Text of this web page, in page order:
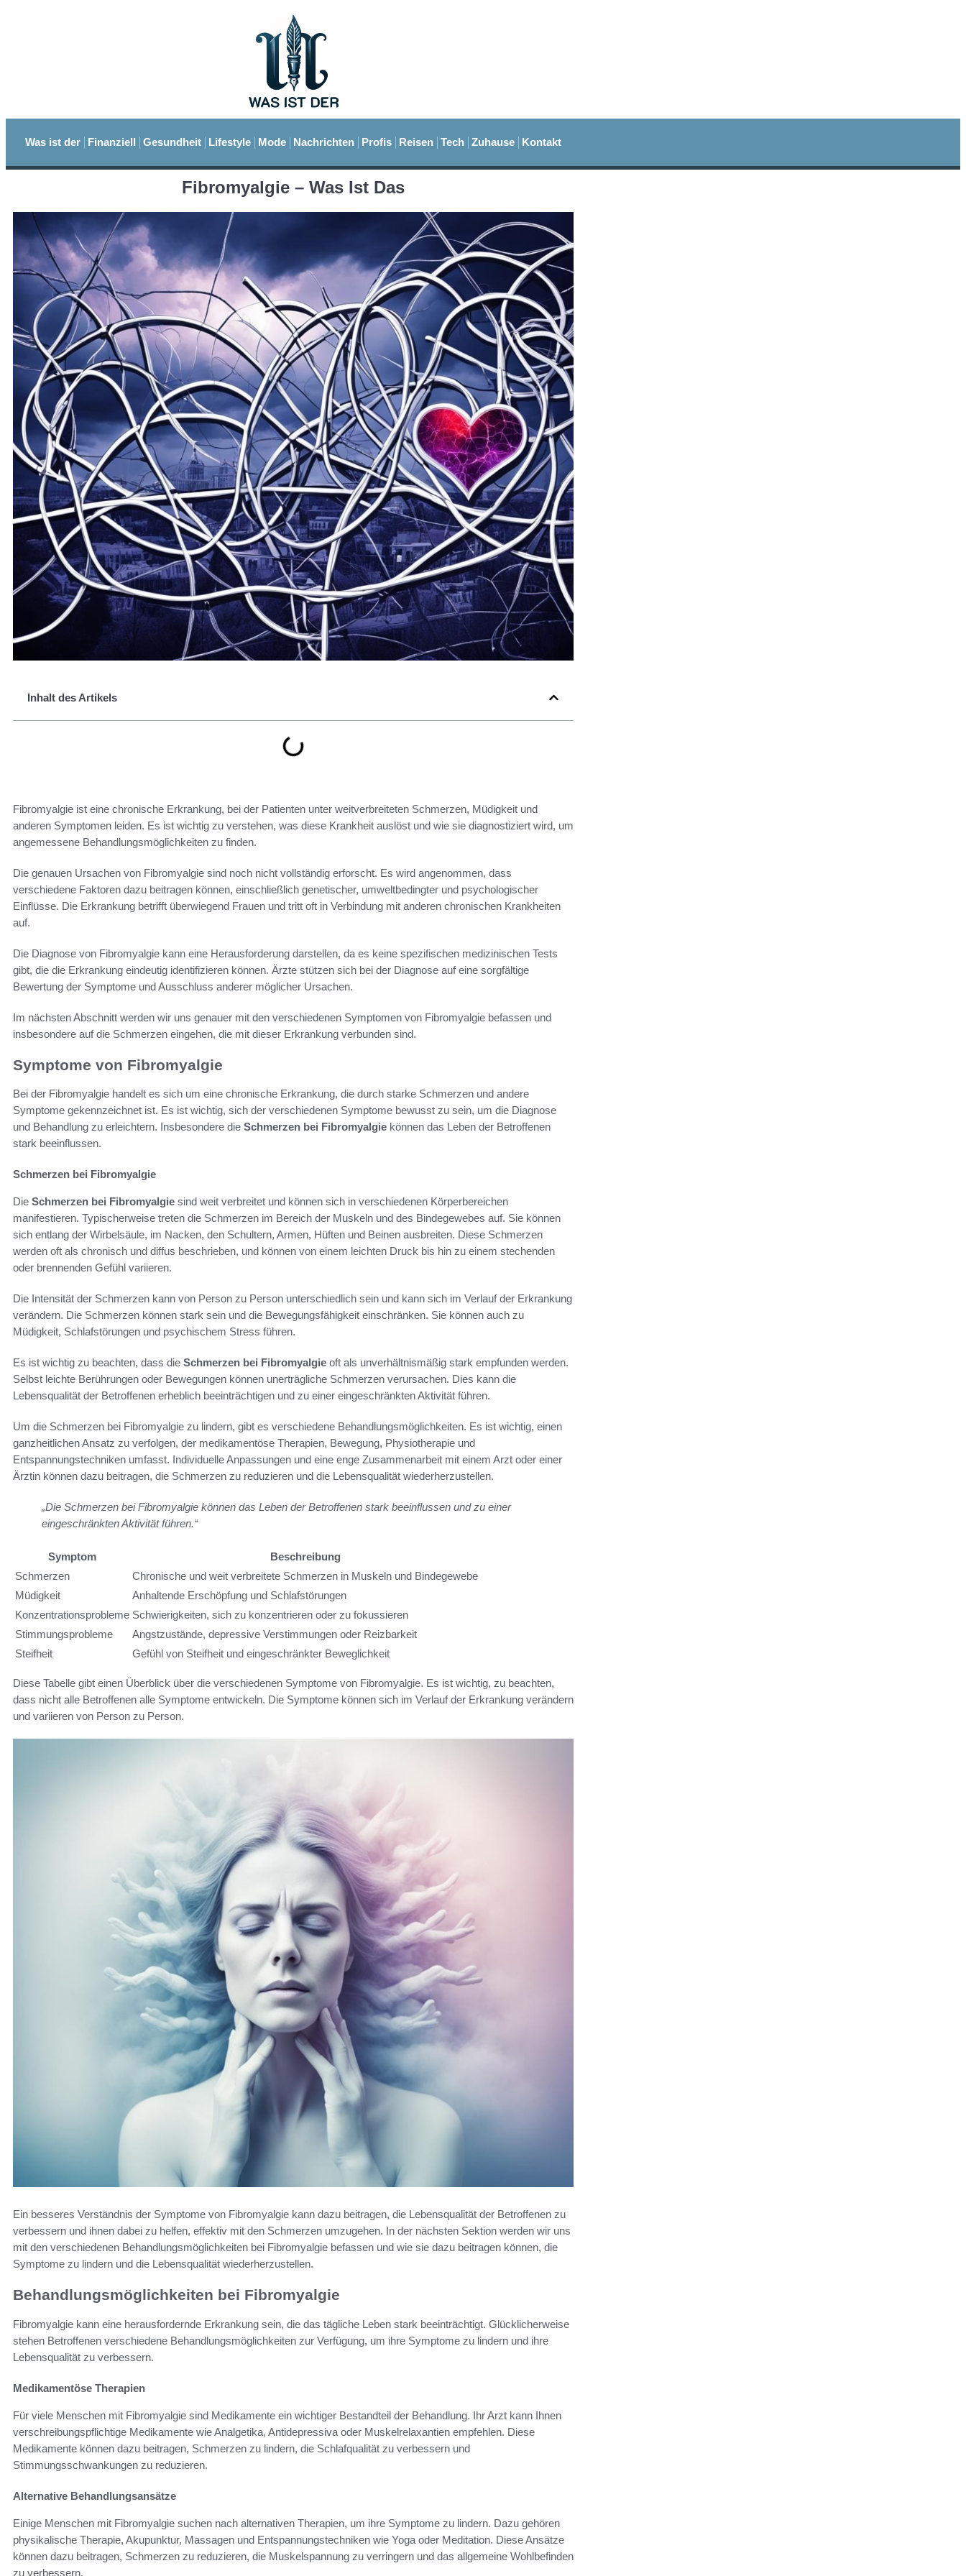
Was ist der Finanziell Gesundheit Lifestyle Mode Nachrichten Profis Reisen Tech Zuhause Kontakt
Fibromyalgie – Was Ist Das
Inhalt des Artikels
Fibromyalgie ist eine chronische Erkrankung, bei der Patienten unter weitverbreiteten Schmerzen, Müdigkeit und
anderen Symptomen leiden. Es ist wichtig zu verstehen, was diese Krankheit auslöst und wie sie diagnostiziert wird, um
angemessene Behandlungsmöglichkeiten zu finden.
Die genauen Ursachen von Fibromyalgie sind noch nicht vollständig erforscht. Es wird angenommen, dass
verschiedene Faktoren dazu beitragen können, einschließlich genetischer, umweltbedingter und psychologischer
Einflüsse. Die Erkrankung betrifft überwiegend Frauen und tritt oft in Verbindung mit anderen chronischen Krankheiten
auf.
Die Diagnose von Fibromyalgie kann eine Herausforderung darstellen, da es keine spezifischen medizinischen Tests
gibt, die die Erkrankung eindeutig identifizieren können. Ärzte stützen sich bei der Diagnose auf eine sorgfältige
Bewertung der Symptome und Ausschluss anderer möglicher Ursachen.
Im nächsten Abschnitt werden wir uns genauer mit den verschiedenen Symptomen von Fibromyalgie befassen und
insbesondere auf die Schmerzen eingehen, die mit dieser Erkrankung verbunden sind.
Symptome von Fibromyalgie
Bei der Fibromyalgie handelt es sich um eine chronische Erkrankung, die durch starke Schmerzen und andere
Symptome gekennzeichnet ist. Es ist wichtig, sich der verschiedenen Symptome bewusst zu sein, um die Diagnose
und Behandlung zu erleichtern. Insbesondere die Schmerzen bei Fibromyalgie können das Leben der Betroffenen
stark beeinflussen.
Schmerzen bei Fibromyalgie
Die Schmerzen bei Fibromyalgie sind weit verbreitet und können sich in verschiedenen Körperbereichen
manifestieren. Typischerweise treten die Schmerzen im Bereich der Muskeln und des Bindegewebes auf. Sie können
sich entlang der Wirbelsäule, im Nacken, den Schultern, Armen, Hüften und Beinen ausbreiten. Diese Schmerzen
werden oft als chronisch und diffus beschrieben, und können von einem leichten Druck bis hin zu einem stechenden
oder brennenden Gefühl variieren.
Die Intensität der Schmerzen kann von Person zu Person unterschiedlich sein und kann sich im Verlauf der Erkrankung
verändern. Die Schmerzen können stark sein und die Bewegungsfähigkeit einschränken. Sie können auch zu
Müdigkeit, Schlafstörungen und psychischem Stress führen.
Es ist wichtig zu beachten, dass die Schmerzen bei Fibromyalgie oft als unverhältnismäßig stark empfunden werden.
Selbst leichte Berührungen oder Bewegungen können unerträgliche Schmerzen verursachen. Dies kann die
Lebensqualität der Betroffenen erheblich beeinträchtigen und zu einer eingeschränkten Aktivität führen.
Um die Schmerzen bei Fibromyalgie zu lindern, gibt es verschiedene Behandlungsmöglichkeiten. Es ist wichtig, einen
ganzheitlichen Ansatz zu verfolgen, der medikamentöse Therapien, Bewegung, Physiotherapie und
Entspannungstechniken umfasst. Individuelle Anpassungen und eine enge Zusammenarbeit mit einem Arzt oder einer
Ärztin können dazu beitragen, die Schmerzen zu reduzieren und die Lebensqualität wiederherzustellen.
„Die Schmerzen bei Fibromyalgie können das Leben der Betroffenen stark beeinflussen und zu einer
eingeschränkten Aktivität führen.“
Symptom
Beschreibung
Schmerzen
Chronische und weit verbreitete Schmerzen in Muskeln und Bindegewebe
Müdigkeit
Anhaltende Erschöpfung und Schlafstörungen
Konzentrationsprobleme Schwierigkeiten, sich zu konzentrieren oder zu fokussieren
Stimmungsprobleme
Angstzustände, depressive Verstimmungen oder Reizbarkeit
Steifheit
Gefühl von Steifheit und eingeschränkter Beweglichkeit
Diese Tabelle gibt einen Überblick über die verschiedenen Symptome von Fibromyalgie. Es ist wichtig, zu beachten,
dass nicht alle Betroffenen alle Symptome entwickeln. Die Symptome können sich im Verlauf der Erkrankung verändern
und variieren von Person zu Person.
Ein besseres Verständnis der Symptome von Fibromyalgie kann dazu beitragen, die Lebensqualität der Betroffenen zu
verbessern und ihnen dabei zu helfen, effektiv mit den Schmerzen umzugehen. In der nächsten Sektion werden wir uns
mit den verschiedenen Behandlungsmöglichkeiten bei Fibromyalgie befassen und wie sie dazu beitragen können, die
Symptome zu lindern und die Lebensqualität wiederherzustellen.
Behandlungsmöglichkeiten bei Fibromyalgie
Fibromyalgie kann eine herausfordernde Erkrankung sein, die das tägliche Leben stark beeinträchtigt. Glücklicherweise
stehen Betroffenen verschiedene Behandlungsmöglichkeiten zur Verfügung, um ihre Symptome zu lindern und ihre
Lebensqualität zu verbessern.
Medikamentöse Therapien
Für viele Menschen mit Fibromyalgie sind Medikamente ein wichtiger Bestandteil der Behandlung. Ihr Arzt kann Ihnen
verschreibungspflichtige Medikamente wie Analgetika, Antidepressiva oder Muskelrelaxantien empfehlen. Diese
Medikamente können dazu beitragen, Schmerzen zu lindern, die Schlafqualität zu verbessern und
Stimmungsschwankungen zu reduzieren.
Alternative Behandlungsansätze
Einige Menschen mit Fibromyalgie suchen nach alternativen Therapien, um ihre Symptome zu lindern. Dazu gehören
physikalische Therapie, Akupunktur, Massagen und Entspannungstechniken wie Yoga oder Meditation. Diese Ansätze
können dazu beitragen, Schmerzen zu reduzieren, die Muskelspannung zu verringern und das allgemeine Wohlbefinden
zu verbessern.